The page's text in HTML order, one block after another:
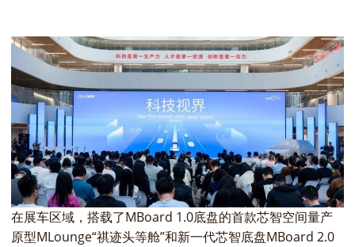
在展车区域，搭载了MBoard 1.0底盘的首款芯智空间量产
原型MLounge“祺迹头等舱”和新一代芯智底盘MBoard 2.0